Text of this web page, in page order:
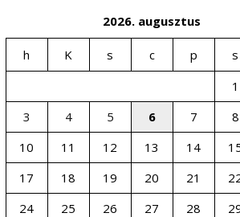
2026. augusztus
h K s c p s
1
3
4 5 6 7 8
10
11 12 13 14
17
18 19 20 21
24
25 26 27 28